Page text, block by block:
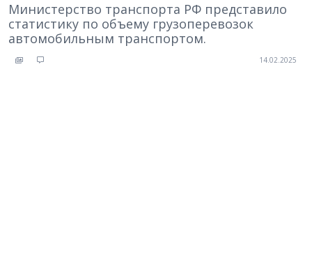
Министерство транспорта РФ представило
статистику по объему грузоперевозок
автомобильным транспортом.
14.02.2025